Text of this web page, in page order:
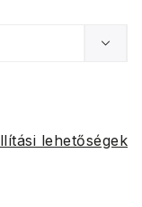
lehetőségek